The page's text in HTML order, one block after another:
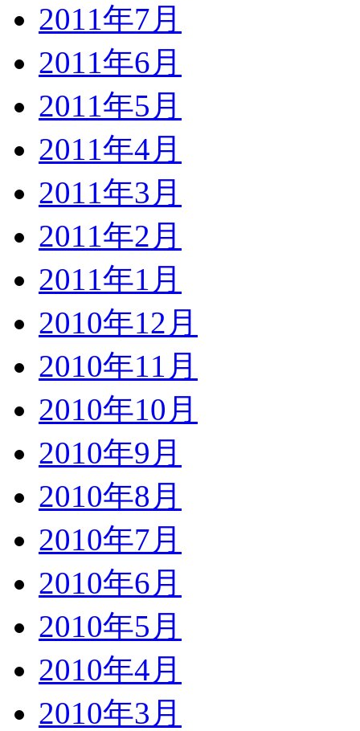
2011年7月
2011年6月
2011年5月
2011年4月
2011年3月
2011年2月
2011年1月
2010年12月
2010年11月
2010年10月
2010年9月
2010年8月
2010年7月
2010年6月
2010年5月
2010年4月
2010年3月